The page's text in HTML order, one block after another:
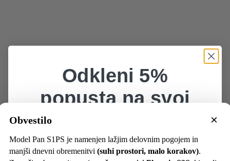
Obvestilo ×
Model Pan S1PS je namenjen lažjim delovnim pogojem in
manjši dnevni obremenitvi (suhi prostori, malo korakov).
Odkleni 5%
popusta na svoj
Prijavi se in prejmi ekskluzivne ponudbe ter
najnovejše novičke.